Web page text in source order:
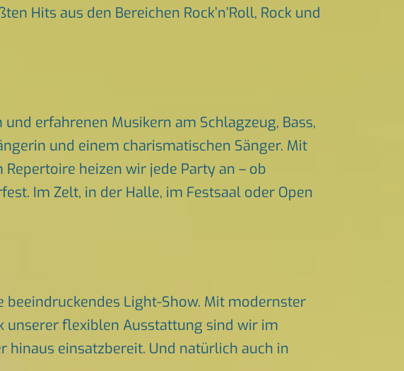
Hits aus den Bereichen Rock’n’Roll, Rock und
erfahrenen Musikern am Schlagzeug, Bass,
und einem charismatischen Sänger. Mit
heizen wir jede Party an – ob
Im Zelt, in der Halle, im Festsaal oder Open
Light-Show. Mit modernster
unserer flexiblen Ausstattung sind wir im
hinaus einsatzbereit. Und natürlich auch in